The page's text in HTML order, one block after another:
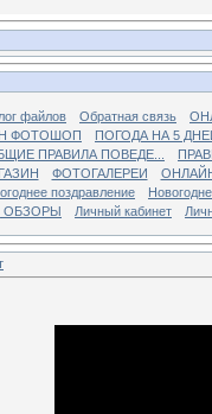
файлов Обратная связь
ФОТОШОП
ПОГОДА НА 5
ПРАВИЛА ПОВЕДЕ...
ФОТОГАЛЕРЕИ
поздравление
ОБЗОРЫ Личный кабинет